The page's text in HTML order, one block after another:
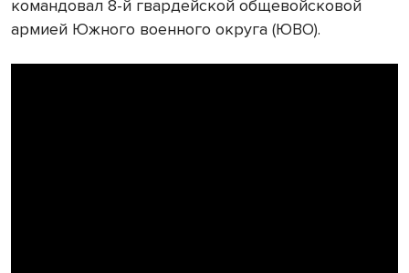
командовал 8-й гвардейской общевойсковой
армией Южного военного округа (ЮВО).